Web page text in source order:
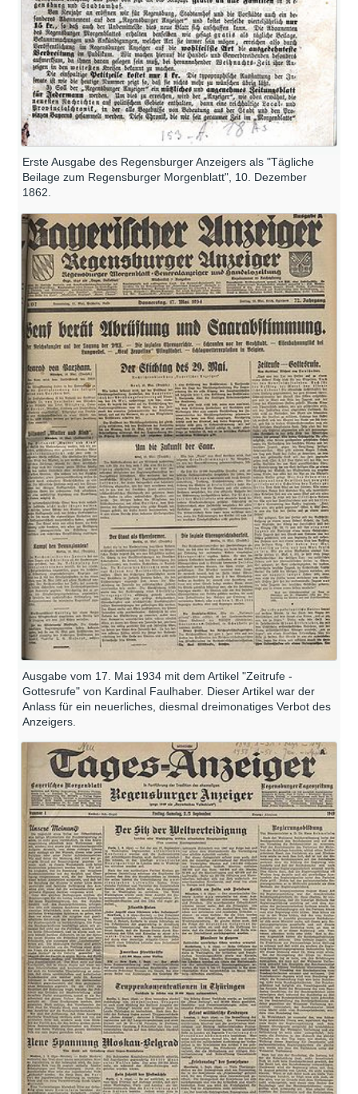
Erste Ausgabe des Regensburger Anzeigers als "Tägliche
Beilage zum Regensburger Morgenblatt", 10. Dezember
1862.
Ausgabe vom 17. Mai 1934 mit dem Artikel "Zeitrufe -
Gottesrufe" von Kardinal Faulhaber. Dieser Artikel war der
Anlass für ein neuerliches, diesmal dreimonatiges Verbot des
Anzeigers.